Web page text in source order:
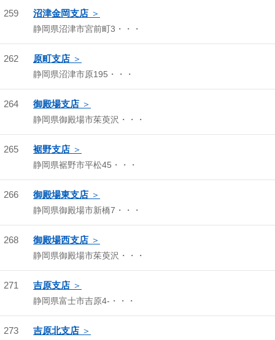
259 沼津金岡支店
静岡県沼津市宮前町3・・・
262 原町支店
静岡県沼津市原195・・・
264 御殿場支店
静岡県御殿場市茱萸沢・・・
265 裾野支店
静岡県裾野市平松45・・・
266 御殿場東支店
静岡県御殿場市新橋7・・・
268 御殿場西支店
静岡県御殿場市茱萸沢・・・
271 吉原支店
静岡県富士市吉原4-・・・
273 吉原北支店